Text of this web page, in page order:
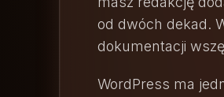
od dwóch dekad.
dokumentacji
WordPress ma